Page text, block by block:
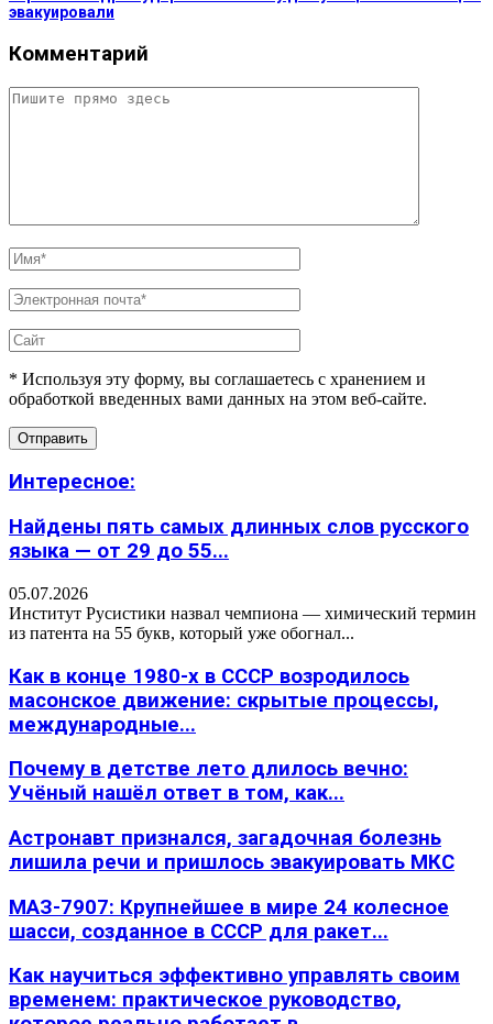
эвакуировали
Комментарий
* Используя эту форму, вы соглашаетесь с хранением и
обработкой введенных вами данных на этом веб-сайте.
Интересное:
Найдены пять самых длинных слов русского
языка — от 29 до 55...
05.07.2026
Институт Русистики назвал чемпиона — химический термин
из патента на 55 букв, который уже обогнал...
Как в конце 1980-х в СССР возродилось
масонское движение: скрытые процессы,
международные...
Почему в детстве лето длилось вечно:
Учёный нашёл ответ в том, как...
Астронавт признался, загадочная болезнь
лишила речи и пришлось эвакуировать МКС
МАЗ-7907: Крупнейшее в мире 24 колесное
шасси, созданное в СССР для ракет...
Как научиться эффективно управлять своим
временем: практическое руководство,